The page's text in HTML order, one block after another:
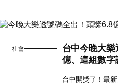
社會
台中今晚大
億、這組數字
台中開獎了！最